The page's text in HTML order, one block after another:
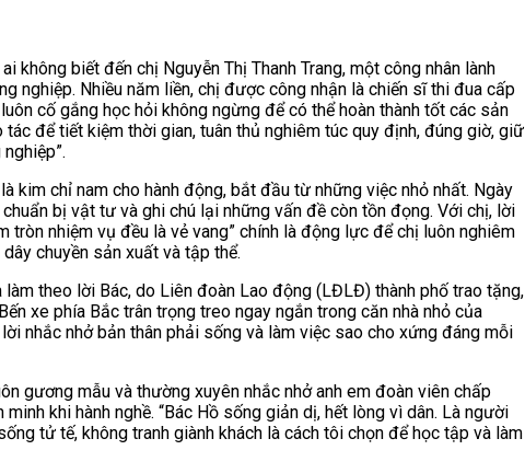
không biết đến chị Nguyễn Thị Thanh Trang, một công nhân lành
nghiệp. Nhiều năm liền, chị được công nhận là chiến sĩ thi đua cấp
cố gắng học hỏi không ngừng để có thể hoàn thành tốt các sản
để tiết kiệm thời gian, tuân thủ nghiêm túc quy định, đúng giờ, giữ
kim chỉ nam cho hành động, bắt đầu từ những việc nhỏ nhất. Ngày
bị vật tư và ghi chú lại những vấn đề còn tồn đọng. Với chị, lời
tròn nhiệm vụ đều là vẻ vang” chính là động lực để chị luôn nghiêm
chuyền sản xuất và tập thể.
theo lời Bác, do Liên đoàn Lao động (LĐLĐ) thành phố trao tặng,
xe phía Bắc trân trọng treo ngay ngắn trong căn nhà nhỏ của
nhắc nhở bản thân phải sống và làm việc sao cho xứng đáng mỗi
gương mẫu và thường xuyên nhắc nhở anh em đoàn viên chấp
khi hành nghề. “Bác Hồ sống giản dị, hết lòng vì dân. Là người
tử tế, không tranh giành khách là cách tôi chọn để học tập và làm